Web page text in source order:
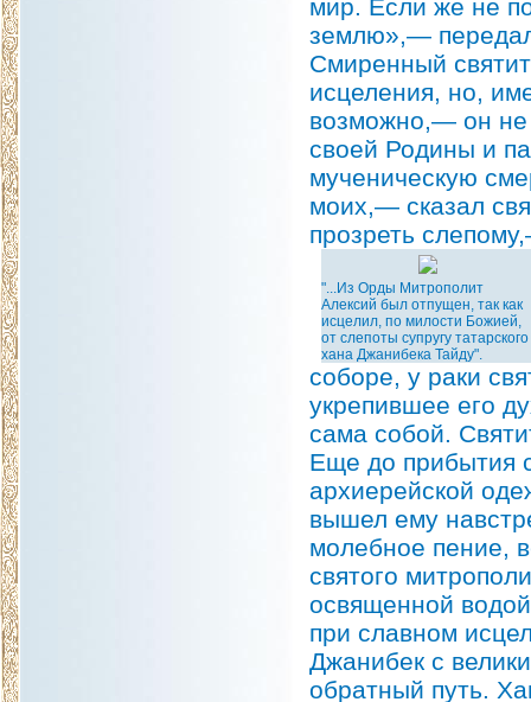
мир. Если же не
землю»,—
Смиренный
исцеления, но,
возможно,— он не
своей Родины и
мученическую
моих,— сказал
прозреть
"...Из Орды Митрополит
Алексий был отпущен, так как
исцелил, по милости Божией,
от слепоты супругу татарского
хана Джанибека Тайду".
соборе, у раки
укрепившее его
сама собой.
Еще до прибытия
архиерейской
вышел ему
молебное пение,
святого
освященной
при славном
Джанибек с
обратный путь.